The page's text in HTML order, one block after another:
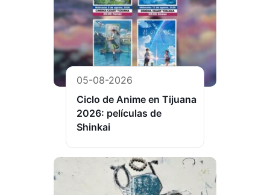
05-08-2026
Ciclo de Anime en Tijuana
2026: películas de
Shinkai